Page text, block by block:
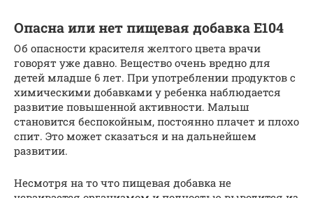
Опасна или нет пищевая добавка Е104
Об опасности красителя желтого цвета врачи
говорят уже давно. Вещество очень вредно для
детей младше 6 лет. При употреблении продуктов с
химическими добавками у ребенка наблюдается
развитие повышенной активности. Малыш
становится беспокойным, постоянно плачет и плохо
спит. Это может сказаться и на дальнейшем
развитии.
Несмотря на то что пищевая добавка не